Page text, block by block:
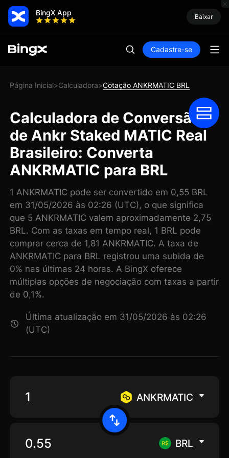
BingX App Baixar
Cadastre-se
Página Inicial>Calculadora>Cotação ANKRMATIC BRL
Calculadora de Conversão
de Ankr Staked MATIC Real
Brasileiro: Converta
ANKRMATIC para BRL
1 ANKRMATIC pode ser convertido em 0,55 BRL
em 31/05/2026 às 02:26 (UTC), o que significa
que 5 ANKRMATIC valem aproximadamente 2,75
BRL. Com as taxas em tempo real, 1 BRL pode
comprar cerca de 1,81 ANKRMATIC. A taxa de
ANKRMATIC para BRL registrou uma subida de
0% nas últimas 24 horas. A BingX oferece
múltiplas opções de negociação com taxas a partir
de 0,1%.
Última atualização em 31/05/2026 às 02:26
(UTC)
ANKRMATIC
BRL